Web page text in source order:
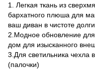
1. Легкая ткань из
бархатного плюша для
ваш диван в чистоте
2.Модное обновление
дом для изысканного
3.Для светильника чехла
(палочки)